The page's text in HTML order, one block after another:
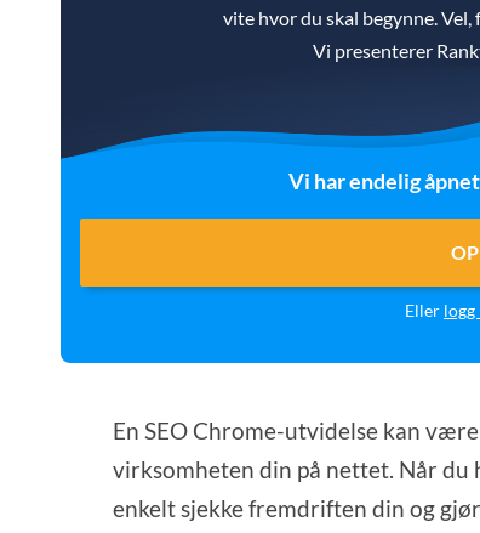
vite hvor du skal begynne.
Vi presenterer
Vi har endelig
Eller logg
En SEO Chrome-utvidelse kan
virksomheten din på nettet. Når du
enkelt sjekke fremdriften din og